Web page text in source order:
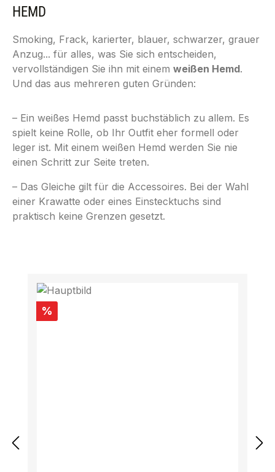
HEMD
Smoking, Frack, karierter, blauer, schwarzer, grauer
Anzug... für alles, was Sie sich entscheiden,
vervollständigen Sie ihn mit einem weißen Hemd.
Und das aus mehreren guten Gründen:
– Ein weißes Hemd passt buchstäblich zu allem. Es
spielt keine Rolle, ob Ihr Outfit eher formell oder
leger ist. Mit einem weißen Hemd werden Sie nie
einen Schritt zur Seite treten.
– Das Gleiche gilt für die Accessoires. Bei der Wahl
einer Krawatte oder eines Einstecktuchs sind
praktisch keine Grenzen gesetzt.
Produktgalerie überspringen
Rabatt
%